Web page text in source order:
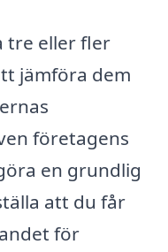
tre eller fler
jämföra dem
företagens
en grundlig
att du får
för